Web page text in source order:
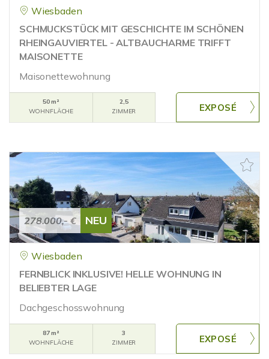
Wiesbaden
SCHMUCKSTÜCK MIT GESCHICHTE IM SCHÖNEN
RHEINGAUVIERTEL - ALTBAUCHARME TRIFFT
MAISONETTE
Maisonettewohnung
50 m²
WOHNFLÄCHE
2,5
ZIMMER
278.000,- € NEU
Wiesbaden
FERNBLICK INKLUSIVE! HELLE WOHNUNG IN
BELIEBTER LAGE
Dachgeschosswohnung
87 m²
WOHNFLÄCHE
3
ZIMMER